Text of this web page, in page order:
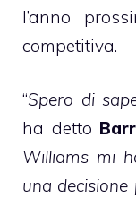
l’anno
competitiva.
“Spero di
ha detto
Williams mi
una decisione